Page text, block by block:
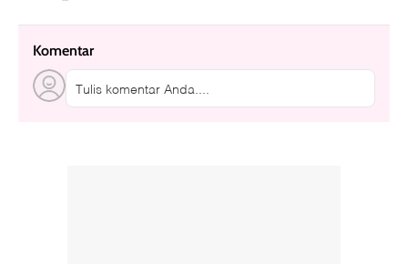
Komentar
Tulis komentar Anda....